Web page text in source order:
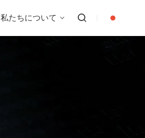
私たちについて